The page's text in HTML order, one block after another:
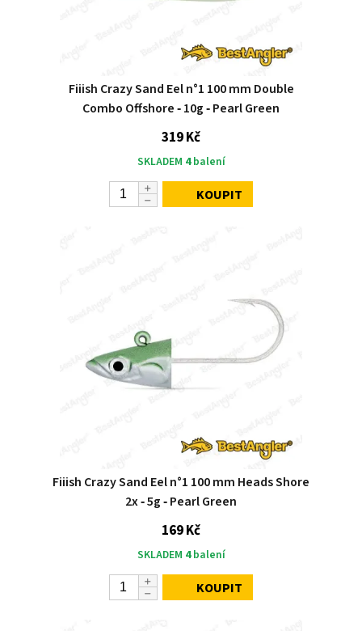
Fiiish Crazy Sand Eel n°1 100 mm Double
Combo Offshore ‑ 10g ‑ Pearl Green
319 Kč
SKLADEM 4balení
KOUPIT
Fiiish Crazy Sand Eel n°1 100 mm Heads Shore
2x ‑ 5g ‑ Pearl Green
169 Kč
SKLADEM 4balení
KOUPIT